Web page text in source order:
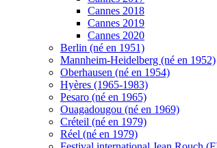
Cannes 2018
Cannes 2019
Cannes 2020
Berlin (né en 1951)
Mannheim-Heidelberg (né en 1952)
Oberhausen (né en 1954)
Hyères (1965-1983)
Pesaro (né en 1965)
Ouagadougou (né en 1969)
Créteil (né en 1979)
Réel (né en 1979)